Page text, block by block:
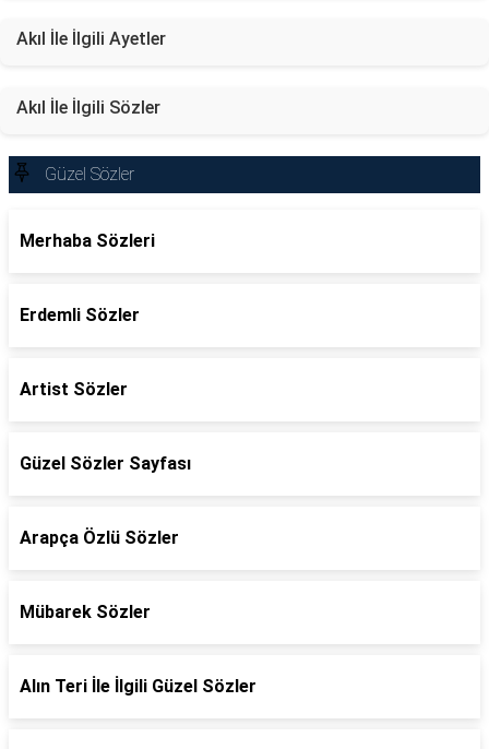
Akıl İle İlgili Ayetler
Akıl İle İlgili Sözler
Güzel Sözler
Merhaba Sözleri
Erdemli Sözler
Artist Sözler
Güzel Sözler Sayfası
Arapça Özlü Sözler
Mübarek Sözler
Alın Teri İle İlgili Güzel Sözler